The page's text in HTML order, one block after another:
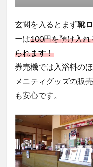
玄関を入るとまず靴
ーは100円を預け入
られます！
券売機では入浴料の
メニティグッズの販
も安心です。